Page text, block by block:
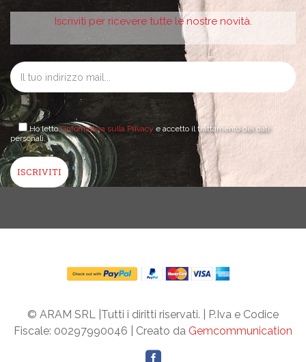
Iscriviti per ricevere tutte le nostre novità.
Ho lettol'informativa sulla Privacy e accetto il trattamento dei dati
personali.
© ARAM SRL |Tutti i diritti riservati. | P.Iva e Codice
Fiscale: 00297990046 | Creato da Gemcommunication